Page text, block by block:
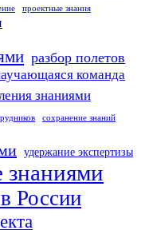
проектные знания
разбор полетов
команда
знаниями
сохранение знаний
удержание экспертизы
знаниями
России